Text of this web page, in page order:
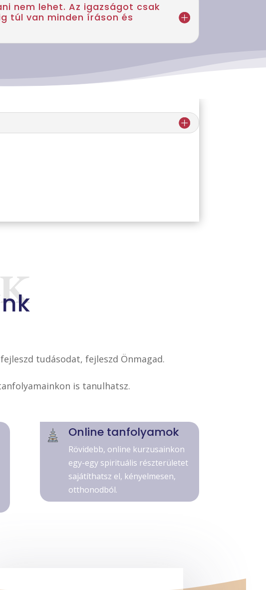
nem lehet. Az igazságot csak
túl van minden íráson és
tudásodat, fejleszd Önmagad.
is tanulhatsz.
Online tanfolyamok
Rövidebb, online kurzusainkon
egy-egy spirituális részterületet
sajátíthatsz el, kényelmesen,
otthonodból.